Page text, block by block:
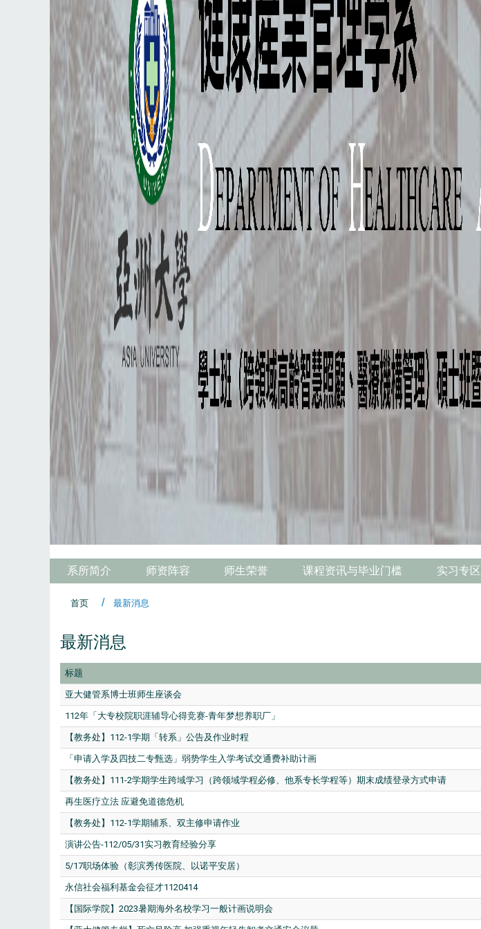
系所简介 师资阵容 师生荣誉 课程资讯与毕业门槛 实习专区
首页 最新消息
最新消息
标题
亚大健管系博士班师生座谈会
112年「大专校院职涯辅导心得竞赛-青年梦想养职厂」
【教务处】112-1学期「转系」公告及作业时程
「申请入学及四技二专甄选」弱势学生入学考试交通费补助计画
【教务处】111-2学期学生跨域学习（跨领域学程必修、他系专长学程等）期末成绩登录方式申请
再生医疗立法 应避免道德危机
【教务处】112-1学期辅系、双主修申请作业
演讲公告-112/05/31实习教育经验分享
5/17职场体验（彰滨秀传医院、以诺平安居）
永信社会福利基金会征才1120414
【国际学院】2023暑期海外名校学习一般计画说明会